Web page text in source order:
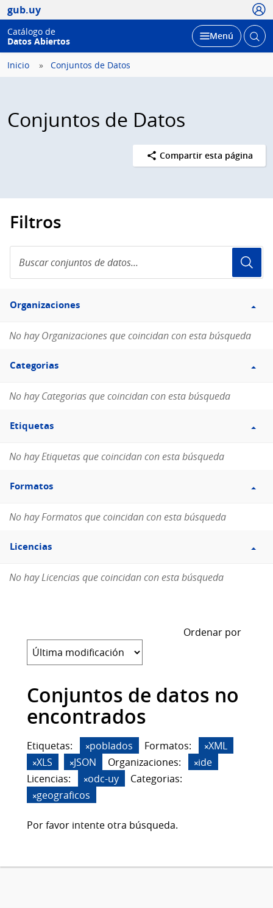
gub.uy
Catálogo de
Datos Abiertos
Desplegar
Menú Abrir
Inicio Conjuntos de Datos
Conjuntos de Datos
Compartir esta página
Filtros
conjuntos
de
Filtro
Organizaciones
Organizaciones
No hay Organizaciones que coincidan con esta búsqueda
Filtro
Categorias
Categorias
No hay Categorias que coincidan con esta búsqueda
Filtro
Etiquetas
Etiquetas
No hay Etiquetas que coincidan con esta búsqueda
Filtro
Formatos
Formatos
No hay Formatos que coincidan con esta búsqueda
Filtro
Licencias
Licencias
No hay Licencias que coincidan con esta búsqueda
Ordenar por
Conjuntos de datos no
encontrados
Etiquetas: poblados Formatos:
XML
XLS
JSON Organizaciones:
ide
Licencias:
odc-uy
Categorias:
geograficos
Por favor intente otra búsqueda.